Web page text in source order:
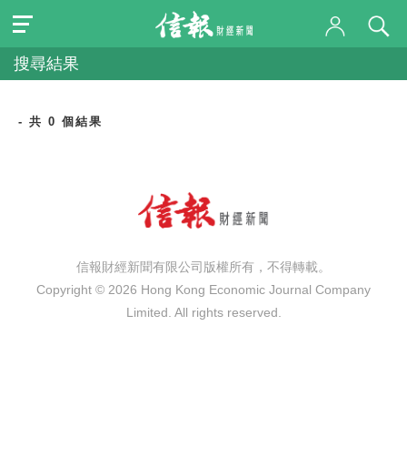
搜尋結果
- 共 0 個結果
信報財經新聞有限公司版權所有，不得轉載。
Copyright © 2026 Hong Kong Economic Journal Company
Limited. All rights reserved.